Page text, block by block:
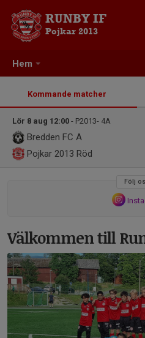
Hem
RUNBY IF
Pojkar 2013
Kommande matcher
Lör 8 aug 12:00 - P2013- 4A
Bredden FC A
Pojkar 2013 Röd
Följ
Välkommen till